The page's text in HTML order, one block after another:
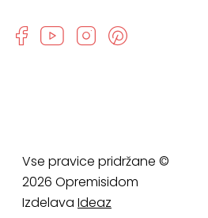
Vse pravice pridržane ©
2026 Opremisidom
Izdelava Ideaz